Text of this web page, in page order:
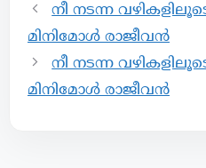
നീ നടന്ന
മിനിമോൾ രാജീവൻ
നീ നടന്ന
മിനിമോൾ രാജീവൻ